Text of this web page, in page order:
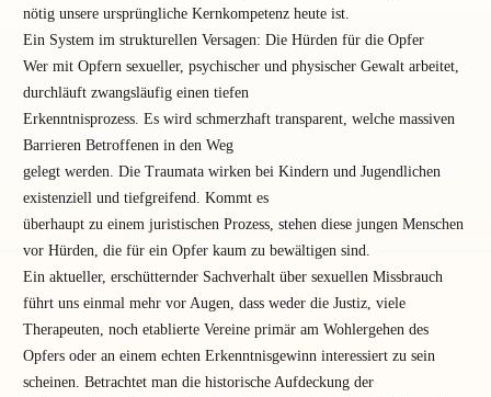
nötig unsere ursprüngliche Kernkompetenz heute ist.
Ein System im strukturellen Versagen: Die Hürden für die Opfer
Wer mit Opfern sexueller, psychischer und physischer Gewalt arbeitet,
durchläuft zwangsläufig einen tiefen
Erkenntnisprozess. Es wird schmerzhaft transparent, welche massiven
Barrieren Betroffenen in den Weg
gelegt werden. Die Traumata wirken bei Kindern und Jugendlichen
existenziell und tiefgreifend. Kommt es
überhaupt zu einem juristischen Prozess, stehen diese jungen Menschen
vor Hürden, die für ein Opfer kaum zu bewältigen sind.
Ein aktueller, erschütternder Sachverhalt über sexuellen Missbrauch
führt uns einmal mehr vor Augen, dass weder die Justiz, viele
Therapeuten, noch etablierte Vereine primär am Wohlergehen des
Opfers oder an einem echten Erkenntnisgewinn interessiert zu sein
scheinen. Betrachtet man die historische Aufdeckung der